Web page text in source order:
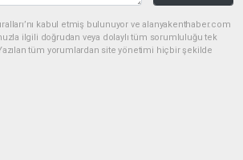
kabul etmiş bulunuyor ve alanyakenthaber.com
ilgili doğrudan veya dolaylı tüm sorumluluğu tek
tüm yorumlardan site yönetimi hiçbir şekilde